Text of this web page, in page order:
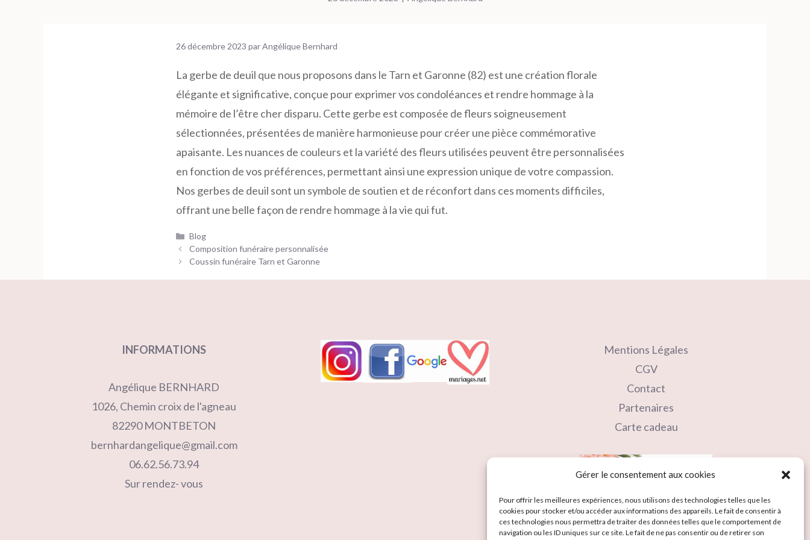
Gérer le consentement aux cookies
Pour offrir les meilleures expériences, nous utilisons des technologies telles que les
cookies pour stocker et/ou accéder aux informations des appareils. Le fait de consentir à
ces technologies nous permettra de traiter des données telles que le comportement de
navigation ou les ID uniques sur ce site. Le fait de ne pas consentir ou de retirer son
26 décembre 2023 parAngélique Bernhard
La gerbe de deuil que nous proposons dans le Tarn et Garonne (82) est une création florale
élégante et significative, conçue pour exprimer vos condoléances et rendre hommage à la
mémoire de l’être cher disparu. Cette gerbe est composée de fleurs soigneusement
sélectionnées, présentées de manière harmonieuse pour créer une pièce commémorative
apaisante. Les nuances de couleurs et la variété des fleurs utilisées peuvent être personnalisées
en fonction de vos préférences, permettant ainsi une expression unique de votre compassion.
Nos gerbes de deuil sont un symbole de soutien et de réconfort dans ces moments difficiles,
offrant une belle façon de rendre hommage à la vie qui fut.
Catégories
Blog
Composition funéraire personnalisée
Coussin funéraire Tarn et Garonne
INFORMATIONS
Angélique BERNHARD
1026, Chemin croix de l'agneau
82290 MONTBETON
bernhardangelique@gmail.com
06.62.56.73.94
Sur rendez- vous
Mentions Légales
CGV
Contact
Partenaires
Carte cadeau